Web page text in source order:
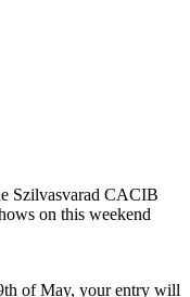
Szilvasvarad CACIB
on this weekend
of May, your entry will